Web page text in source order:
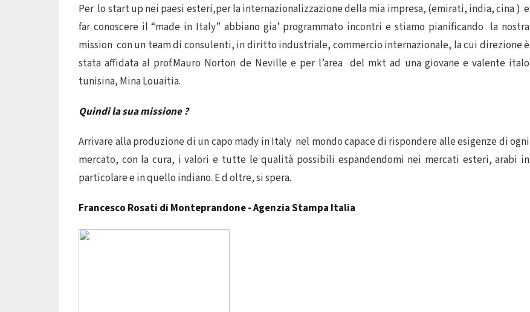
Per lo start up nei paesi esteri,per la internazionalizzazione della mia impresa, (emirati, india, cina ) e
far conoscere il “made in Italy” abbiano gia’ programmato incontri e stiamo pianificando la nostra
mission con un team di consulenti, in diritto industriale, commercio internazionale, la cui direzione è
stata affidata al prof.Mauro Norton de Neville e per l’area del mkt ad una giovane e valente italo
tunisina, Mina Louaitia.
Quindi la sua missione ?
Arrivare alla produzione di un capo mady in Italy nel mondo capace di rispondere alle esigenze di ogni
mercato, con la cura, i valori e tutte le qualità possibili espandendomi nei mercati esteri, arabi in
particolare e in quello indiano. E d oltre, si spera.
Francesco Rosati di Monteprandone -Agenzia Stampa Italia